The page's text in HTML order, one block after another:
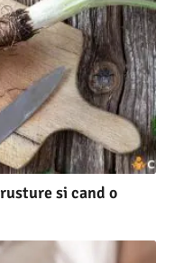
si cand o